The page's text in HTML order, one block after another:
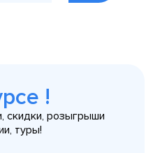
!
скидки, розыгрыши
туры!